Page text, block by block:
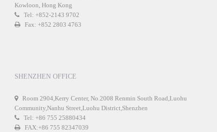
Kowloon, Hong Kong
Tel: +852-2143 9702
Fax: +852 2803 4763
SHENZHEN OFFICE
Room 2904,Kerry Center, No.2008 Renmin South Road,Luohu
Community,Nanhu Street,Luohu District,Shenzhen
Tel: +86 755 25880434
FAX:+86 755 82347039